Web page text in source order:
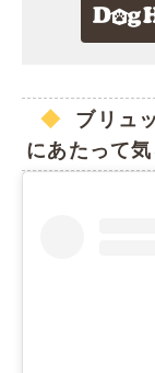
ブリュ
にあたって